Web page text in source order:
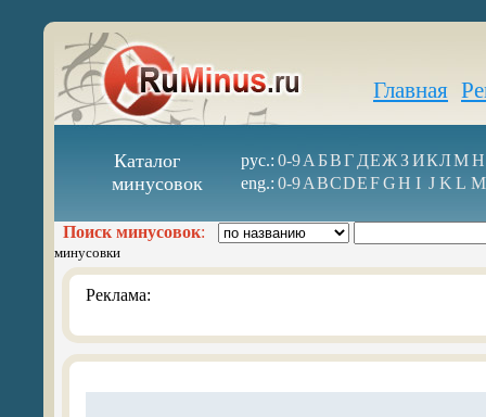
Главная
Каталог
минусовок
рус.: 0-9А БВГ ДЕЖ З ИКЛМН
eng.: 0-9ABCDEFGH I J K L M
Поиск минусовок:
минусовки
Реклама: